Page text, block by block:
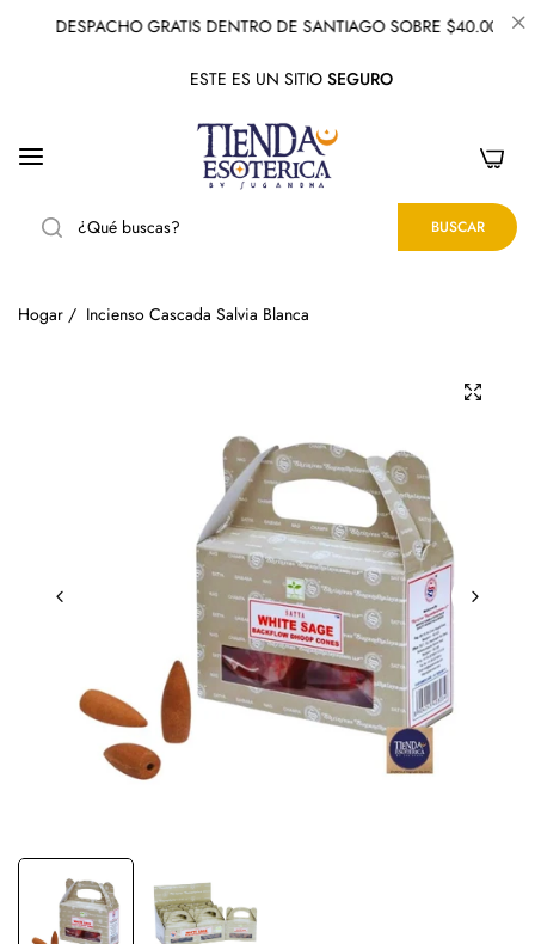
DESPACHO GRATIS DENTRO DE SANTIAGO SOBRE $40.000
ESTE ES UN SITIO SEGURO
BUSCAR
Hogar / Incienso Cascada Salvia Blanca